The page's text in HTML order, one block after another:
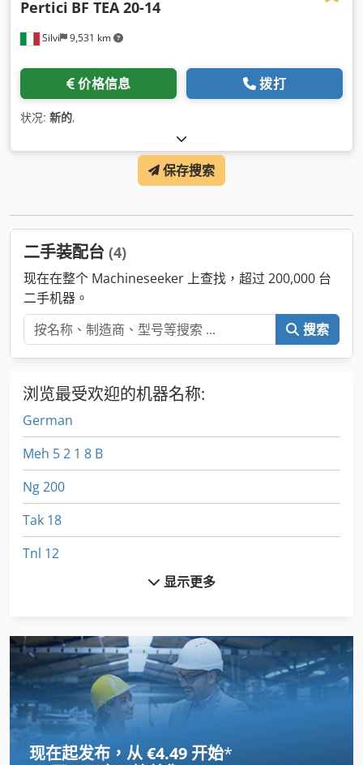
Silvi 9,531 km
Pertici BF TEA 20-14
价格信息 拨打
状况: 新的,
保存搜索
二手装配台 (4)
现在在整个 Machineseeker 上查找，超过 200,000 台
二手机器。
搜索
浏览最受欢迎的机器名称:
German
Meh 5 2 1 8 B
Ng 200
Tak 18
Tnl 12
地板
地板 车
安装板
履带式装载机
显示更多
现在起发布，从 €4.49 开始*